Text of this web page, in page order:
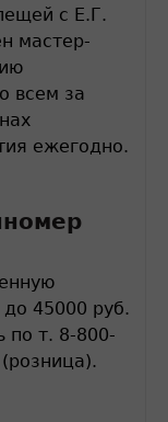
с Е.Г.
мастер-
всем за
ежегодно.
45000 руб.
по т. 8-800-